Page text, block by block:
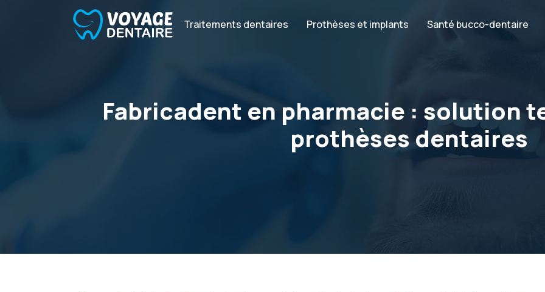
Traitements dentaires Prothèses et implants Santé bucco-dentaire
Fabricadent en pharmacie : solution
prothèses dentaires